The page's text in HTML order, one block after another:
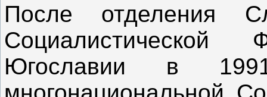
После отделения
Социалистической
Югославии в